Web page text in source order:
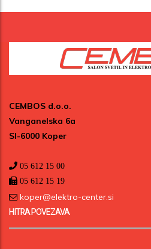
CEMBOS d.o.o.
Vanganelska 6a
SI-6000 Koper
05 612 15 00
05 612 15 19
koper@elektro-center.si
HITRA POVEZAVA